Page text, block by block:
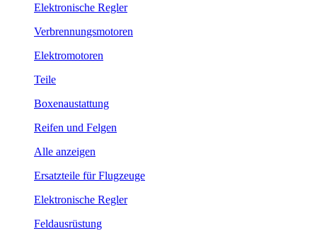
Elektronische Regler
Verbrennungsmotoren
Elektromotoren
Teile
Boxenaustattung
Reifen und Felgen
Alle anzeigen
Ersatzteile für Flugzeuge
Elektronische Regler
Feldausrüstung